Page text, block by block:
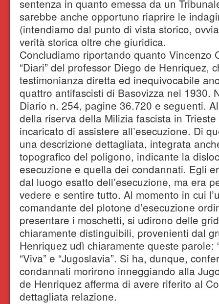
sentenza in quanto emessa da un
sarebbe anche opportuno riaprire le
(intendiamo dal punto di vista storico,
verità storica oltre che giuridica.
Concludiamo riportando quanto Vincenzo
“Diari” del professor Diego de Henriquez,
testimonianza diretta ed inequivocabile
quattro antifascisti di Basovizza nel 1930.
Diario n. 254, pagine 36.720 e seguenti.
della riserva della Milizia fascista in Trieste
incaricato di assistere all’esecuzione. Di
una descrizione dettagliata, integrata
topografico del poligono, indicante la
esecuzione e quella dei condannati. Egli
dal luogo esatto dell’esecuzione, ma era
vedere e sentire tutto. Al momento in cui
comandante del plotone d’esecuzione
presentare i moschetti, si udirono delle
chiaramente distinguibili, provenienti dal
Henriquez udì chiaramente queste parole:
“Viva” e “Jugoslavia”. Si ha, dunque,
condannati morirono inneggiando alla
de Henriquez afferma di avere riferito al
dettagliata relazione.